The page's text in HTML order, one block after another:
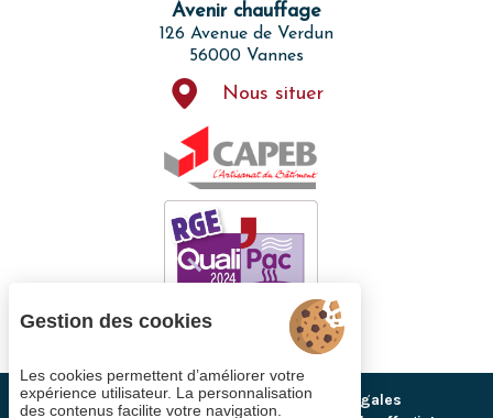
Avenir chauffage
126 Avenue de Verdun
56000 Vannes
Nous situer
Gestion des cookies
Mentions légales
Gestion des cookies
Les cookies permettent d’améliorer votre
expérience utilisateur. La personnalisation
des contenus facilite votre navigation.